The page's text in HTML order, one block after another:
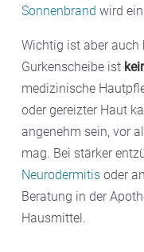
Sonnenbrand wird
Wichtig ist aber auch
Gurkenscheibe ist
medizinische
oder gereizter Haut
angenehm sein, vor
mag. Bei stärker
Neurodermitis oder
Beratung in der
Hausmittel.